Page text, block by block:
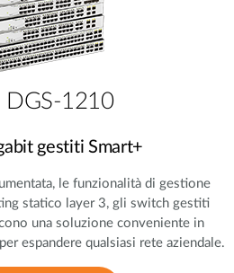
DGS-1210
gestiti Smart+
le funzionalità di gestione
statico layer 3, gli switch gestiti
una soluzione conveniente in
espandere qualsiasi rete aziendale.